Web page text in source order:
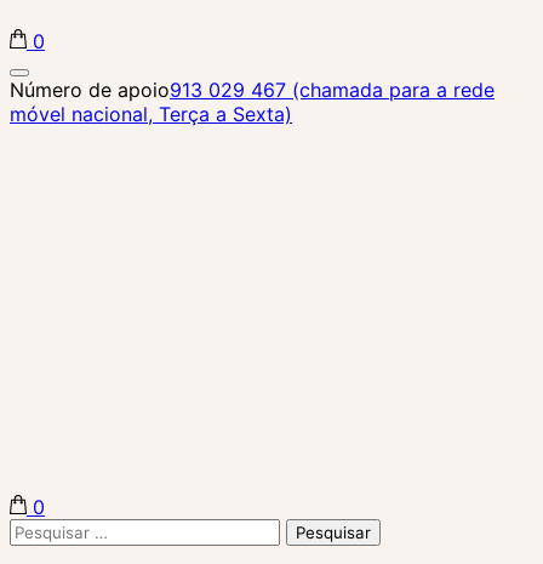
Biba Concept Store
0
Número de apoio913 029 467 (chamada para a rede
móvel nacional, Terça a Sexta)
Biba Concept Store
0
Pesquisar